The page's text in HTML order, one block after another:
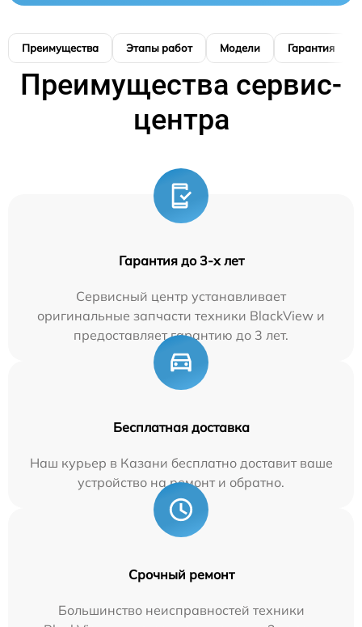
Преимущества Этапы работ Модели Гарантия
Преимущества сервис-
центра
Гарантия до 3-х лет
Сервисный центр устанавливает
оригинальные запчасти техники BlackView и
предоставляет гарантию до 3 лет.
Бесплатная доставка
Наш курьер в Казани бесплатно доставит ваше
устройство на ремонт и обратно.
Срочный ремонт
Большинство неисправностей техники